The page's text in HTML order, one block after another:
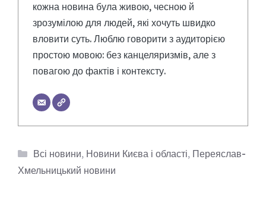
кожна новина була живою, чесною й
зрозумілою для людей, які хочуть швидко
вловити суть. Люблю говорити з аудиторією
простою мовою: без канцеляризмів, але з
повагою до фактів і контексту.
Категорії
Всі новини, Новини Києва і області, Переяслав-
Хмельницький новини